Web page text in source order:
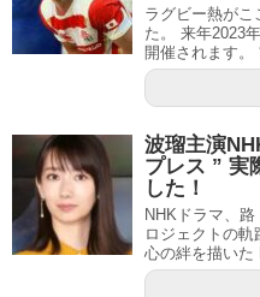
ラグビー熱がこ
た。 来年2023
開催されます。
波瑠主演
プレス ” 実
した！
NHKドラマ、
ロジェクトの
心の絆を描いた